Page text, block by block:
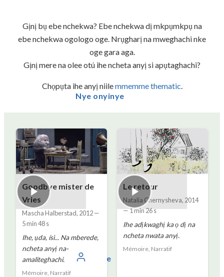
Nye onyinye
Banye
Gịnị bụ ebe nchekwa? Ebe nchekwa dị mkpụmkpụ na
ebe nchekwa ogologo oge. Nrụgharị na mweghachi nke
oge gara aga.
Gịnị mere na olee otú ihe ncheta anyị si apụtaghachi?
Chọpụta ihe anyị niilemmemme thematic.
Goodbye mister de
Vries
Mascha Halberstad, 2012—
5 min 48 s
Ihe, ụda, ísì... Na mberede,
ncheta anyị na-
amaliteghachi.
Mémoire, Narratif
Le retour
Natalia Chernysheva, 2014
—1 min 26 s
Ihe adịkwaghị ka ọ dị na
ncheta nwata anyị.
Mémoire, Narratif